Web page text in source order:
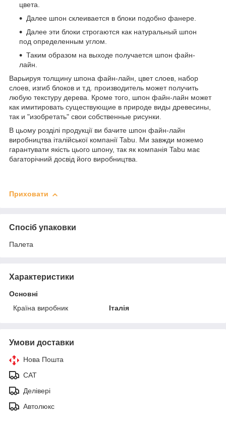
цвета.
Далее шпон склеивается в блоки подобно фанере.
Далее эти блоки строгаются как натуральный шпон
под определенным углом.
Таким образом на выходе получается шпон файн-
лайн.
Варьируя толщину шпона файн-лайн, цвет слоев, набор
слоев, изгиб блоков и т.д. производитель может получить
любую текстуру дерева. Кроме того, шпон файн-лайн может
как имитировать существующие в природе виды древесины,
так и "изобретать" свои собственные рисунки.
В цьому розділі продукції ви бачите шпон файн-лайн
виробництва італійської компанії Tabu. Ми завжди можемо
гарантувати якість цього шпону, так як компанія Tabu має
багаторічний досвід його виробництва.
Приховати
Спосіб упаковки
Палета
Характеристики
Основні
Країна виробник
Італія
Умови доставки
Нова Пошта
САТ
Делівері
Автолюкс